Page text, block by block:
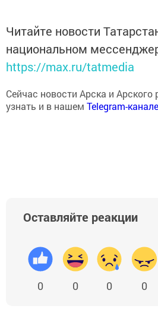
Читайте новости
национальном
https://max.ru/tatmedia
Сейчас новости Арска и
узнать и в нашем Telegram-канале
Оставляйте реакции
0 0 0 0